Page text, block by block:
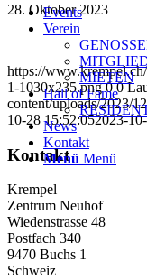
Events
Verein
MIETEN
Hall of Fame
News
Kontakt
Menü Menü
28. Oktober 2023
https://
1-1030x235.png 0 0
content/uploads/2023/
10-28 15:52:052023-
Kontakt
Krempel
Zentrum Neuhof
Wiedenstrasse 48
Postfach 340
9470 Buchs 1
Schweiz